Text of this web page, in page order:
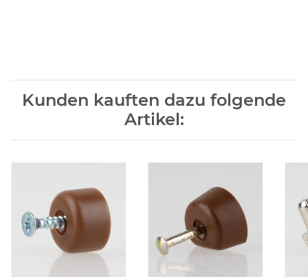
Kunden kauften dazu folgende
Artikel: